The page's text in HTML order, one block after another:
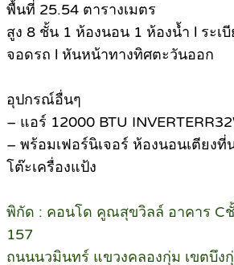
พื้นที่ 25.54 ตารางเมตร
สูง 8 ชั้น 1 ห้องนอน 1 ห้องน้ำ l ระเ
จอดรถ l หันหน้าทางทิศตะวันออก
อุปกรณ์อื่นๆ
– แอร์ 12000 BTU
– พร้อมเฟอร์นิเจอร์ ห้องนอนเตียง
โต๊ะเครื่องแป้ง
พิกัด : คอนโด คูณสุขวิลล์ อาคาร C
157
ถนนนวมินทร์ แขวงคลองกุ่ม เขตบึง